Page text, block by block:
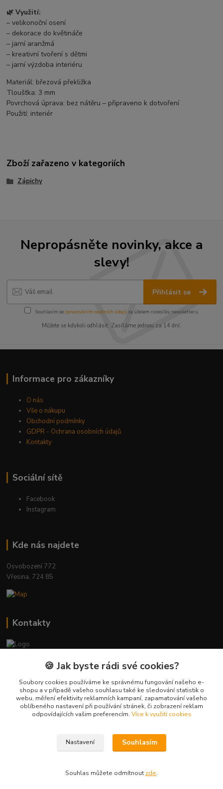
🌿 Využití:
– velikonoční osení
– dekorace do květináče
– jarní aranžmá
– kreativní tvoření s dětmi
– jarní výzdoba interiéru
Materiál: březová překližka
Tloušťka: 3 mm
Povrchová úprava: bez nátěru – připraveno k dotvoření
Použití: interiér
Zboží zařazeno v kategoriích
Zápichy
Nepropásněte novinky, akce a
slevy!
Přihlásit se
Souhlasím se zpracováním osobních údajůza účelem rozesílky newsletteru.
Můžete se kdykoli odhlásit. Zasíláme jednou za 14 dní.
Informace pro zákazníky
O nás
Vše o nákupu
Obchodní podmínky
GDPR - Ochrana osobních údajů
Kontakty
Sociální sítě
Facebook
Instagram
Kde nás najdete
Osvobození 772
Vřesina, 724 85
Kontakty
Zákaznická podpora
+420 723 423 916
(Po-Pá, 8-16 hod.)
info@just-wood.cz
Bajovo Projects s.r.o.
🍪 Jak byste rádi své cookies?
Soubory cookies používáme ke správnému fungování našeho e-
shopu a v případě vašeho souhlasu také ke sledování statistik o
webu, měření efektivity reklamních kampaní, zapamatování vašeho
oblíbeného nastavení při používání stránek, či zobrazení reklam
odpovídajících vašim preferencím. Více k využití cookies
Nastavení Souhlasím
Souhlas můžete odmítnout zde.